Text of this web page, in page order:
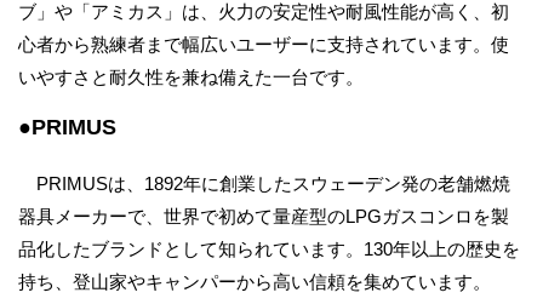
ブ」や「アミカス」は、火力の安定性や耐風性能が高く、初
心者から熟練者まで幅広いユーザーに支持されています。使
いやすさと耐久性を兼ね備えた一台です。
●PRIMUS
PRIMUSは、1892年に創業したスウェーデン発の老舗燃焼
器具メーカーで、世界で初めて量産型のLPGガスコンロを製
品化したブランドとして知られています。130年以上の歴史を
持ち、登山家やキャンパーから高い信頼を集めています。